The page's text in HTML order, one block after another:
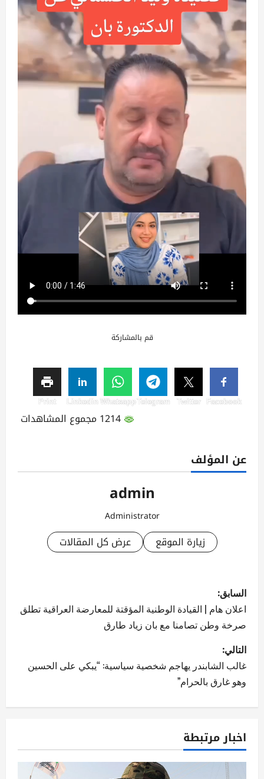
قم بالمشاركة
Facebook
Twitter
Telegram
Whatsapp
Linkedin
Print
عن المؤلف
admin
Administrator
زيارة الموقع عرض كل المقالات
ت
ص
فّ
ح
ا
ل
م
ق
السابق:
اعلان هام | القيادة الوطنية المؤقتة للمعارضة العراقية تطلق
صرخة وطن تصامنا مع بان زياد طارق
التالي:
غالب الشابندر يهاجم شخصية سياسية: “يبكي على الحسين
وهو غارق بالحرام”
اخبار مرتبطة